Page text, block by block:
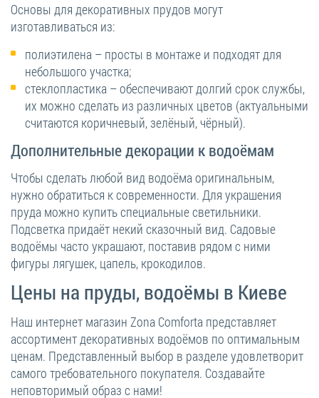
Основы для декоративных прудов могут
изготавливаться из:
полиэтилена – просты в монтаже и подходят для
небольшого участка;
стеклопластика – обеспечивают долгий срок службы,
их можно сделать из различных цветов (актуальными
считаются коричневый, зелёный, чёрный).
Дополнительные декорации к водоёмам
Чтобы сделать любой вид водоёма оригинальным,
нужно обратиться к современности. Для украшения
пруда можно купить специальные светильники.
Подсветка придаёт некий сказочный вид. Садовые
водоёмы часто украшают, поставив рядом с ними
фигуры лягушек, цапель, крокодилов.
Цены на пруды, водоёмы в Киеве
Наш интернет магазин Zona Comforta представляет
ассортимент декоративных водоёмов по оптимальным
ценам. Представленный выбор в разделе удовлетворит
самого требовательного покупателя. Создавайте
неповторимый образ с нами!